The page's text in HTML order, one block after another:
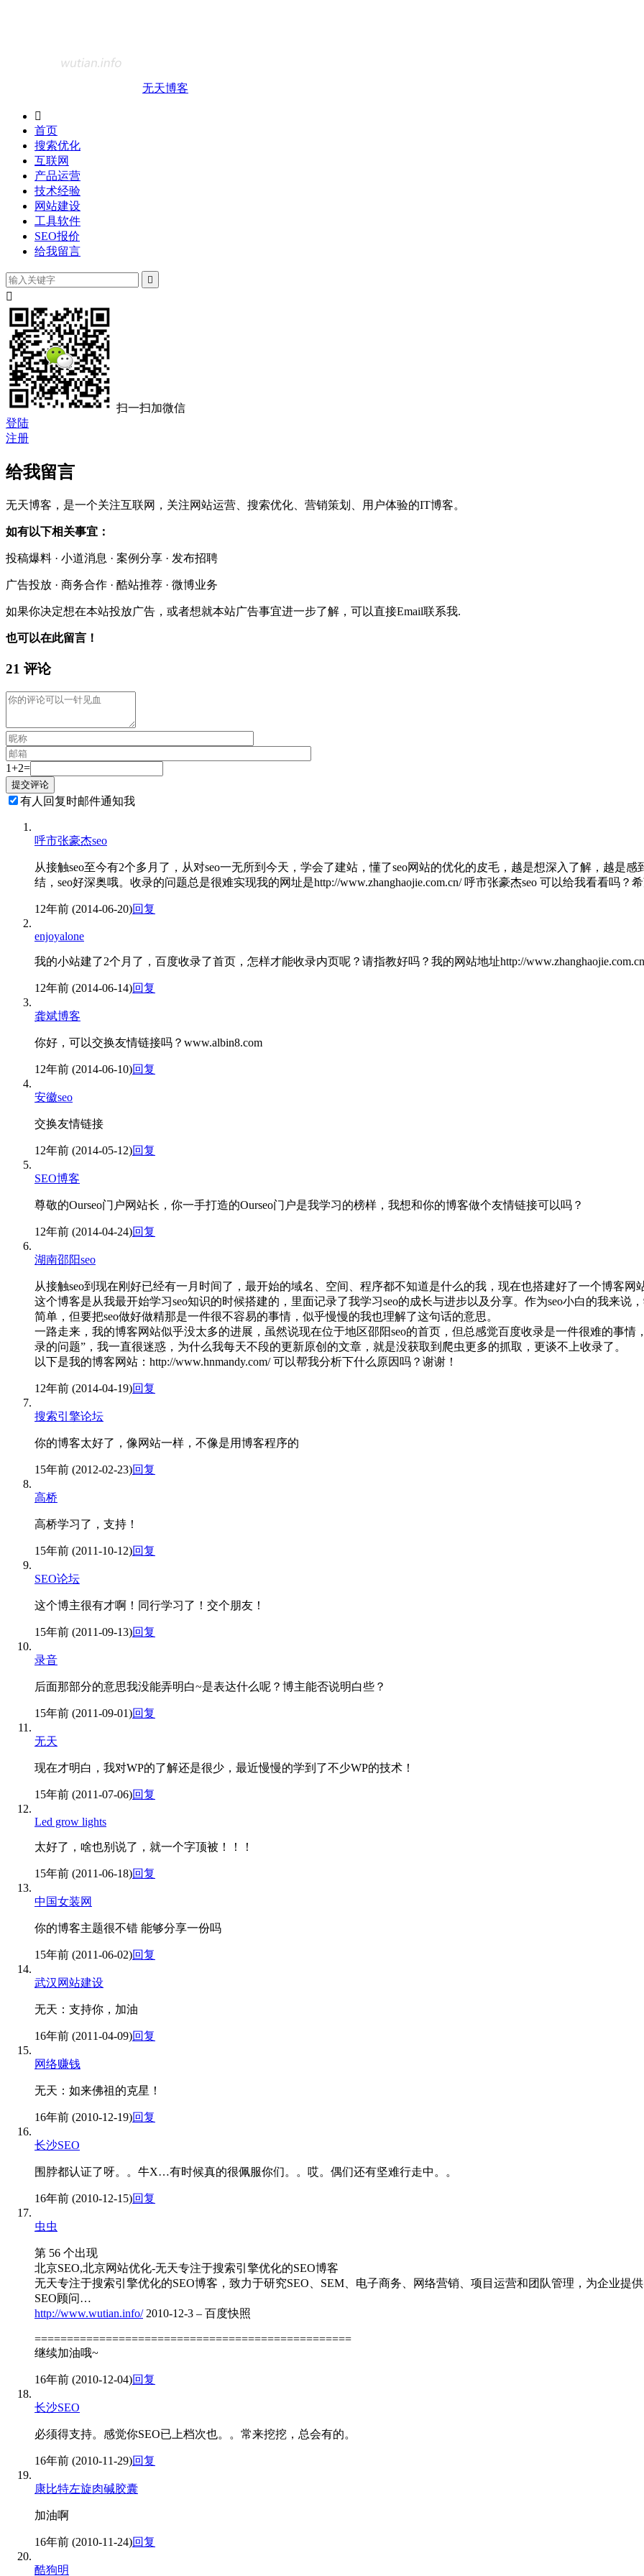
无天博客

首页
搜索优化
互联网
产品运营
技术经验
网站建设
工具软件
SEO报价
给我留言


扫一扫加微信
登陆
注册
给我留言
无天博客，是一个关注互联网，关注网站运营、搜索优化、营销策划、用户体验的IT博客。
如有以下相关事宜：
投稿爆料 · 小道消息 · 案例分享 · 发布招聘
广告投放 · 商务合作 · 酷站推荐 · 微博业务
如果你决定想在本站投放广告，或者想就本站广告事宜进一步了解，可以直接Email联系我.
也可以在此留言！
21 评论
1+2=
有人回复时邮件通知我
呼市张豪杰seo
从接触seo至今有2个多月了，从对seo一无所到今天，学会了建站，懂了seo网站的优化的皮毛，越是想深入了解，越是
结，seo好深奥哦。收录的问题总是很难实现我的网址是http://www.zhanghaojie.com.cn/ 呼市张豪杰seo 可以给我看看吗？
12年前 (2014-06-20)回复
enjoyalone
我的小站建了2个月了，百度收录了首页，怎样才能收录内页呢？请指教好吗？我的网站地址http://
12年前 (2014-06-14)回复
龚斌博客
你好，可以交换友情链接吗？www.albin8.com
12年前 (2014-06-10)回复
安徽seo
交换友情链接
12年前 (2014-05-12)回复
SEO博客
尊敬的Ourseo门户网站长，你一手打造的Ourseo门户是我学习的榜样，我想和你的博客做个友情链接可以吗？
12年前 (2014-04-24)回复
湖南邵阳seo
从接触seo到现在刚好已经有一月时间了，最开始的域名、空间、程序都不知道是什么的我，现在也搭建好了一个博客网站
这个博客是从我最开始学习seo知识的时候搭建的，里面记录了我学习seo的成长与进步以及分享。作为seo小白的我来说
简单，但要把seo做好做精那是一件很不容易的事情，似乎慢慢的我也理解了这句话的意思。
一路走来，我的博客网站似乎没太多的进展，虽然说现在位于地区邵阳seo的首页，但总感觉百度收录是一件很难的事
录的问题”，我一直很迷惑，为什么我每天不段的更新原创的文章，就是没获取到爬虫更多的抓取，更谈不上收录了。
以下是我的博客网站：http://www.hnmandy.com/ 可以帮我分析下什么原因吗？谢谢！
12年前 (2014-04-19)回复
搜索引擎论坛
你的博客太好了，像网站一样，不像是用博客程序的
15年前 (2012-02-23)回复
高桥
高桥学习了，支持！
15年前 (2011-10-12)回复
SEO论坛
这个博主很有才啊！同行学习了！交个朋友！
15年前 (2011-09-13)回复
录音
后面那部分的意思我没能弄明白~是表达什么呢？博主能否说明白些？
15年前 (2011-09-01)回复
无天
现在才明白，我对WP的了解还是很少，最近慢慢的学到了不少WP的技术！
15年前 (2011-07-06)回复
Led grow lights
太好了，啥也别说了，就一个字顶被！！！
15年前 (2011-06-18)回复
中国女装网
你的博客主题很不错 能够分享一份吗
15年前 (2011-06-02)回复
武汉网站建设
无天：支持你，加油
16年前 (2011-04-09)回复
网络赚钱
无天：如来佛祖的克星！
16年前 (2010-12-19)回复
长沙SEO
围脖都认证了呀。。牛X…有时候真的很佩服你们。。哎。偶们还有坚难行走中。。
16年前 (2010-12-15)回复
虫虫
第 56 个出现
北京SEO,北京网站优化-无天专注于搜索引擎优化的SEO博客
无天专注于搜索引擎优化的SEO博客，致力于研究SEO、SEM、电子商务、网络营销、项目运营和团队管理，为企业提
SEO顾问…
http://www.wutian.info/2010-12-3 – 百度快照
=================================================
继续加油哦~
16年前 (2010-12-04)回复
长沙SEO
必须得支持。感觉你SEO已上档次也。。常来挖挖，总会有的。
16年前 (2010-11-29)回复
康比特左旋肉碱胶囊
加油啊
16年前 (2010-11-24)回复
酷狗明